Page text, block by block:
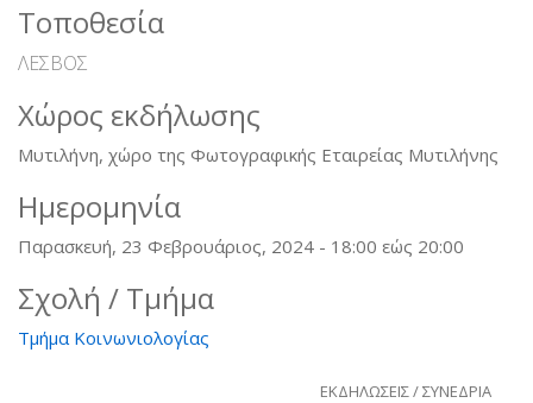
Τοποθεσία
ΛΕΣΒΟΣ
Χώρος εκδήλωσης
Μυτιλήνη, χώρο της Φωτογραφικής Εταιρείας Μυτιλήνης
Ημερομηνία
Παρασκευή, 23 Φεβρουάριος, 2024 - 18:00 εώς 20:00
Σχολή / Τμήμα
Τμήμα Κοινωνιολογίας
ΕΚΔΗΛΩΣΕΙΣ / ΣΥΝΕΔΡΙΑ